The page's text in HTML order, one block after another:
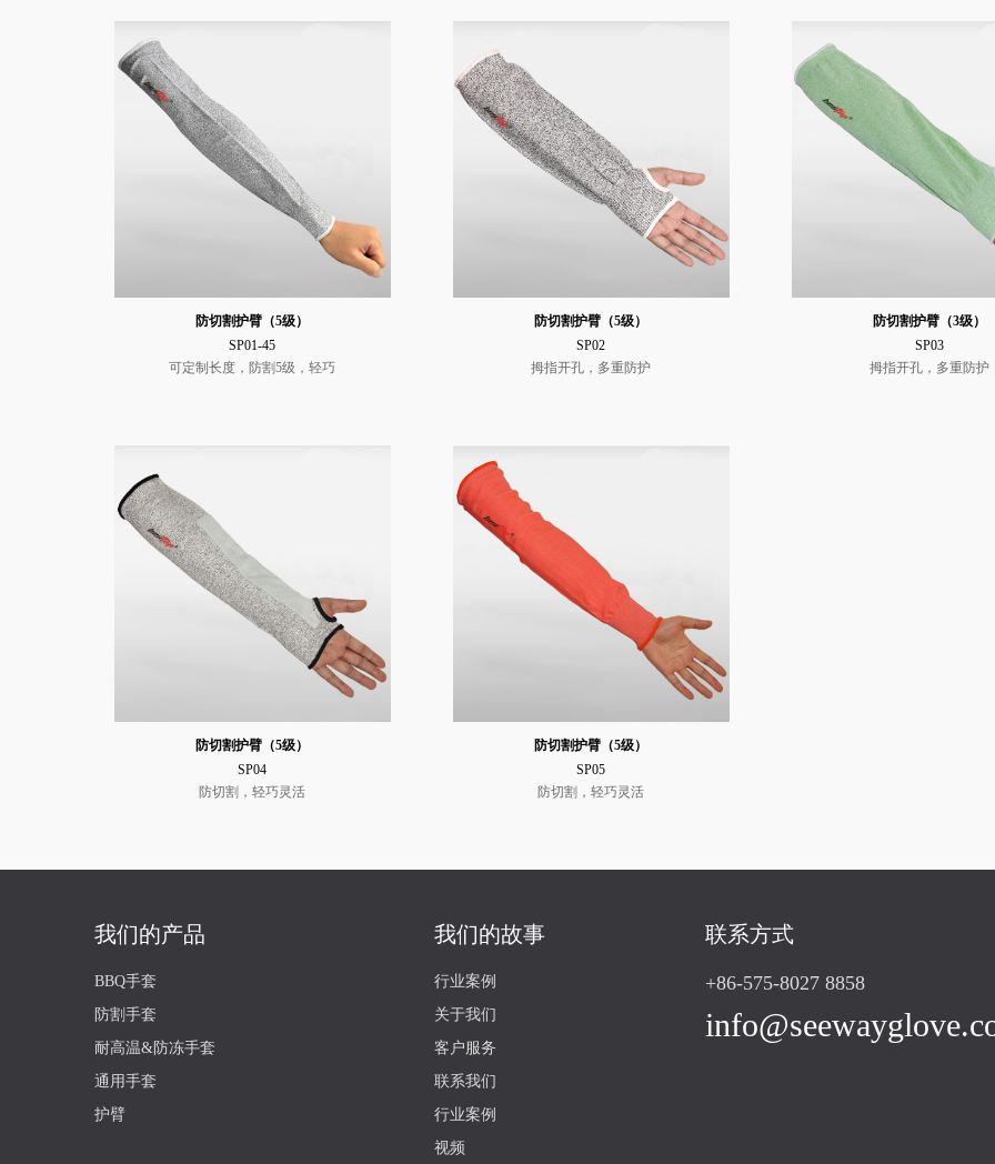
防切割护臂（5级）
SP01-45
可定制长度，防割5级，轻巧
防切割护臂（5级）
SP02
拇指开孔，多重防护
防切割护臂（3级）
SP03
拇指开孔，多重防护
防切割护臂（5级）
SP04
防切割，轻巧灵活
防切割护臂（5级）
SP05
防切割，轻巧灵活
我们的产品
BBQ手套
防割手套
耐高温&防冻手套
通用手套
护臂
我们的故事
行业案例
关于我们
客户服务
联系我们
行业案例
视频
联系方式
+86-575-8027 8858